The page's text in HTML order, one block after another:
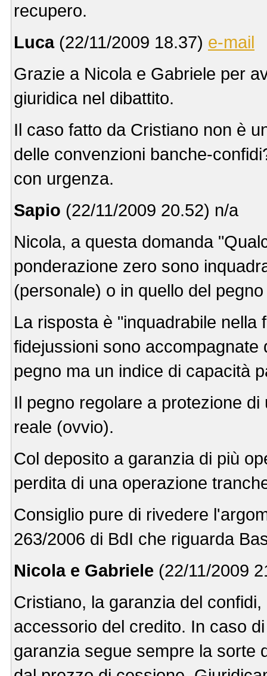
recupero.
Luca(22/11/2009 18.37) e-mail
Grazie a Nicola e Gabriele per
giuridica nel dibattito.
Il caso fatto da Cristiano non è
delle convenzioni banche-
con urgenza.
Sapio (22/11/2009 20.52) n/a
Nicola, a questa domanda
ponderazione zero sono
(personale) o in quello del
La risposta è "inquadrabile nella
fidejussioni sono
pegno ma un indice di capacità
Il pegno regolare a protezione
reale (ovvio).
Col deposito a garanzia di più
perdita di una operazione
Consiglio pure di rivedere
263/2006 di BdI che riguarda
Nicola e Gabriele (22/11/2009
Cristiano, la garanzia del
accessorio del credito. In caso
garanzia segue sempre la sorte